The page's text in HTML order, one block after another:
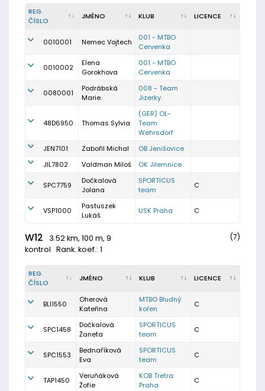
REG.
ČÍSLO
JMÉNO KLUB LICENCE
0010001 Nemec Vojtech
001 - MTBO
Cervenka
0010002
Elena
Gorokhova
001 - MTBO
Cervenka
0080001
Podrábská
Marie
008 - Team
Jizerky.
48D6950 Thomas Sylvia
(GER) OL-
Team
Wehrsdorf
JEN7101
Zabořil Michal
OB Jenišovice
JIL7802
Valdman Miloš OK Jilemnice
SPC7759
Dočkalová
Jolana
SPORTICUS
team
C
VSP1000
Pastuszek
Lukáš
USK Praha C
W12
3.52 km, 100 m, 9
kontrol Rank. koef.: 1
(7)
REG.
ČÍSLO
JMÉNO KLUB LICENCE
BLI1550
Oherová
Kateřina
MTBO Bludný
kořen
C
SPC1458
Dočkalová
Žaneta
SPORTICUS
team
C
SPC1553
Bednaříková
Eva
SPORTICUS
team
C
TAP1450
Veruňáková
Žofie
KOB Tretra
Praha
C